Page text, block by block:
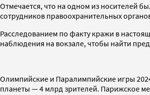
Отмечается, что на одном из носителей
сотрудников правоохранительных
Расследованием по факту кражи в
наблюдения на вокзале, чтобы найти
Олимпийские и Паралимпийские игры
планеты — 4 млрд зрителей. Парижское